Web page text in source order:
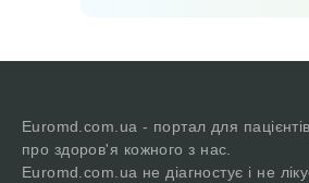
Euromd.com.ua - портал для
про здоров'я кожного з нас.
Euromd.com.ua не діагностує і не